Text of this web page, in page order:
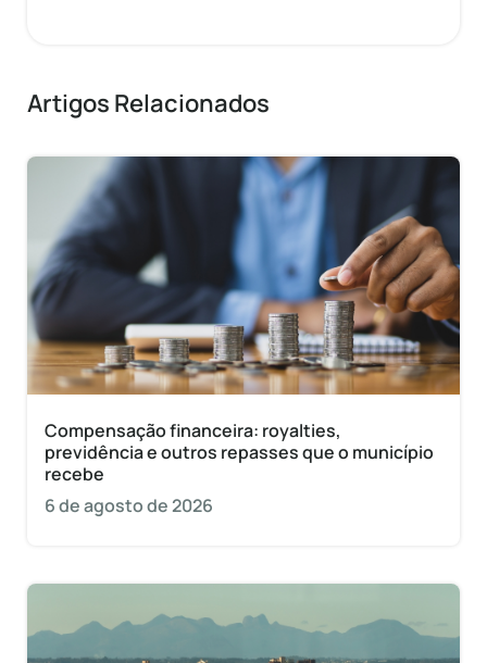
Artigos Relacionados
Compensação financeira: royalties,
previdência e outros repasses que o município
recebe
6 de agosto de 2026